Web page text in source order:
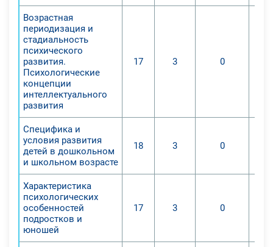
Возрастная
периодизация и
стадиальность
психического
развития.
Психологические
концепции
интеллектуального
развития
17 3 0
Специфика и
условия развития
детей в дошкольном
и школьном возрасте
18 3 0
Характеристика
психологических
особенностей
подростков и
юношей
17 3 0